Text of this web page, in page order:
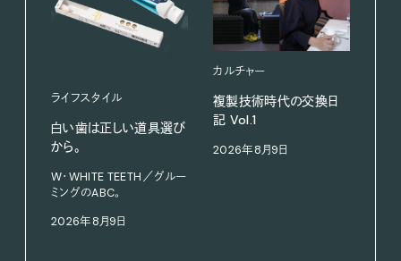
ライフスタイル
白い歯は正しい道具選び
から。
W・WHITE TEETH／グルー
ミングのABC。
2026年8月9日
カルチャー
複製技術時代の交換日
記 Vol.1
2026年8月9日